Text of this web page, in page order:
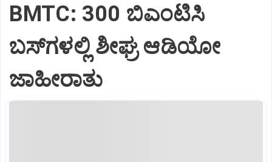
BMTC: 300 ಬಿಎಂಟಿಸಿ
ಬಸ್‌ಗಳಲ್ಲಿ ಶೀಘ್ರ ಆಡಿಯೋ
ಜಾಹೀರಾತು